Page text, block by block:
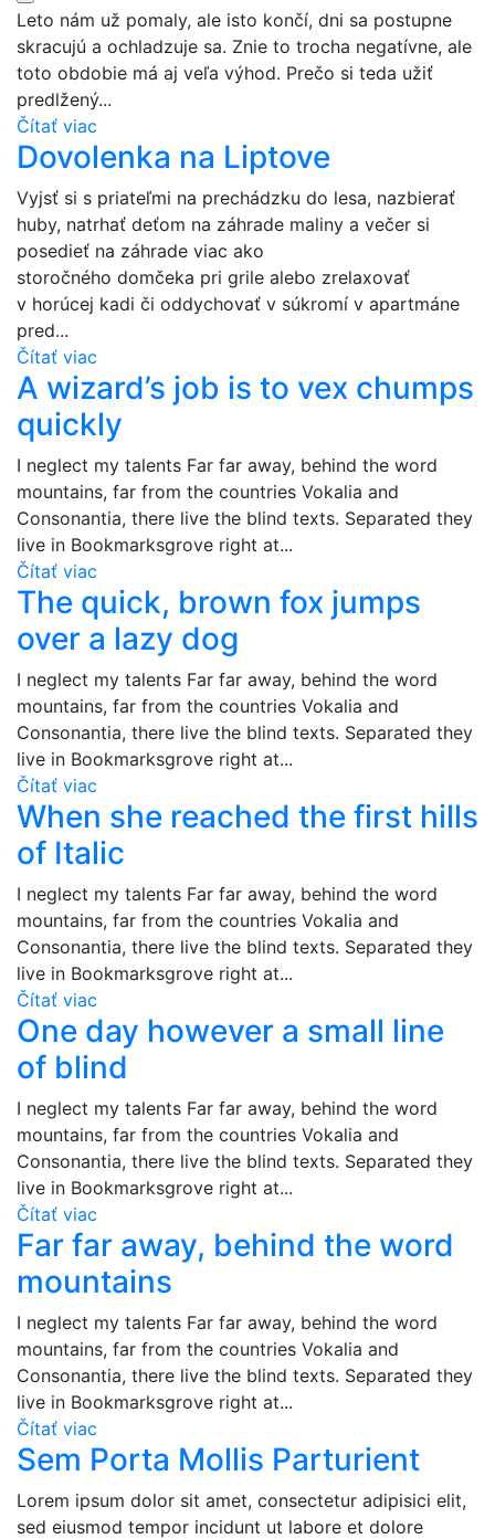
Leto nám už pomaly, ale isto končí, dni sa postupne
skracujú a ochladzuje sa. Znie to trocha negatívne, ale
toto obdobie má aj veľa výhod. Prečo si teda užiť
predlžený...
Čítať viac
Dovolenka na Liptove
Vyjsť si s priateľmi na prechádzku do lesa, nazbierať
huby, natrhať deťom na záhrade maliny a večer si
posedieť na záhrade viac ako
storočného domčeka pri grile alebo zrelaxovať
v horúcej kadi či oddychovať v súkromí v apartmáne
pred...
Čítať viac
A wizard’s job is to vex chumps
quickly
I neglect my talents Far far away, behind the word
mountains, far from the countries Vokalia and
Consonantia, there live the blind texts. Separated they
live in Bookmarksgrove right at...
Čítať viac
The quick, brown fox jumps
over a lazy dog
I neglect my talents Far far away, behind the word
mountains, far from the countries Vokalia and
Consonantia, there live the blind texts. Separated they
live in Bookmarksgrove right at...
Čítať viac
When she reached the first hills
of Italic
I neglect my talents Far far away, behind the word
mountains, far from the countries Vokalia and
Consonantia, there live the blind texts. Separated they
live in Bookmarksgrove right at...
Čítať viac
One day however a small line
of blind
I neglect my talents Far far away, behind the word
mountains, far from the countries Vokalia and
Consonantia, there live the blind texts. Separated they
live in Bookmarksgrove right at...
Čítať viac
Far far away, behind the word
mountains
I neglect my talents Far far away, behind the word
mountains, far from the countries Vokalia and
Consonantia, there live the blind texts. Separated they
live in Bookmarksgrove right at...
Čítať viac
Sem Porta Mollis Parturient
Lorem ipsum dolor sit amet, consectetur adipisici elit,
sed eiusmod tempor incidunt ut labore et dolore